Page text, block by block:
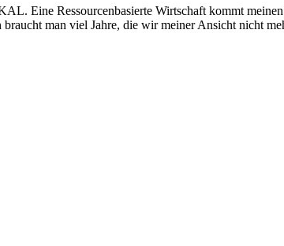
Eine Ressourcenbasierte Wirtschaft kommt
man viel Jahre, die wir meiner Ansicht nicht